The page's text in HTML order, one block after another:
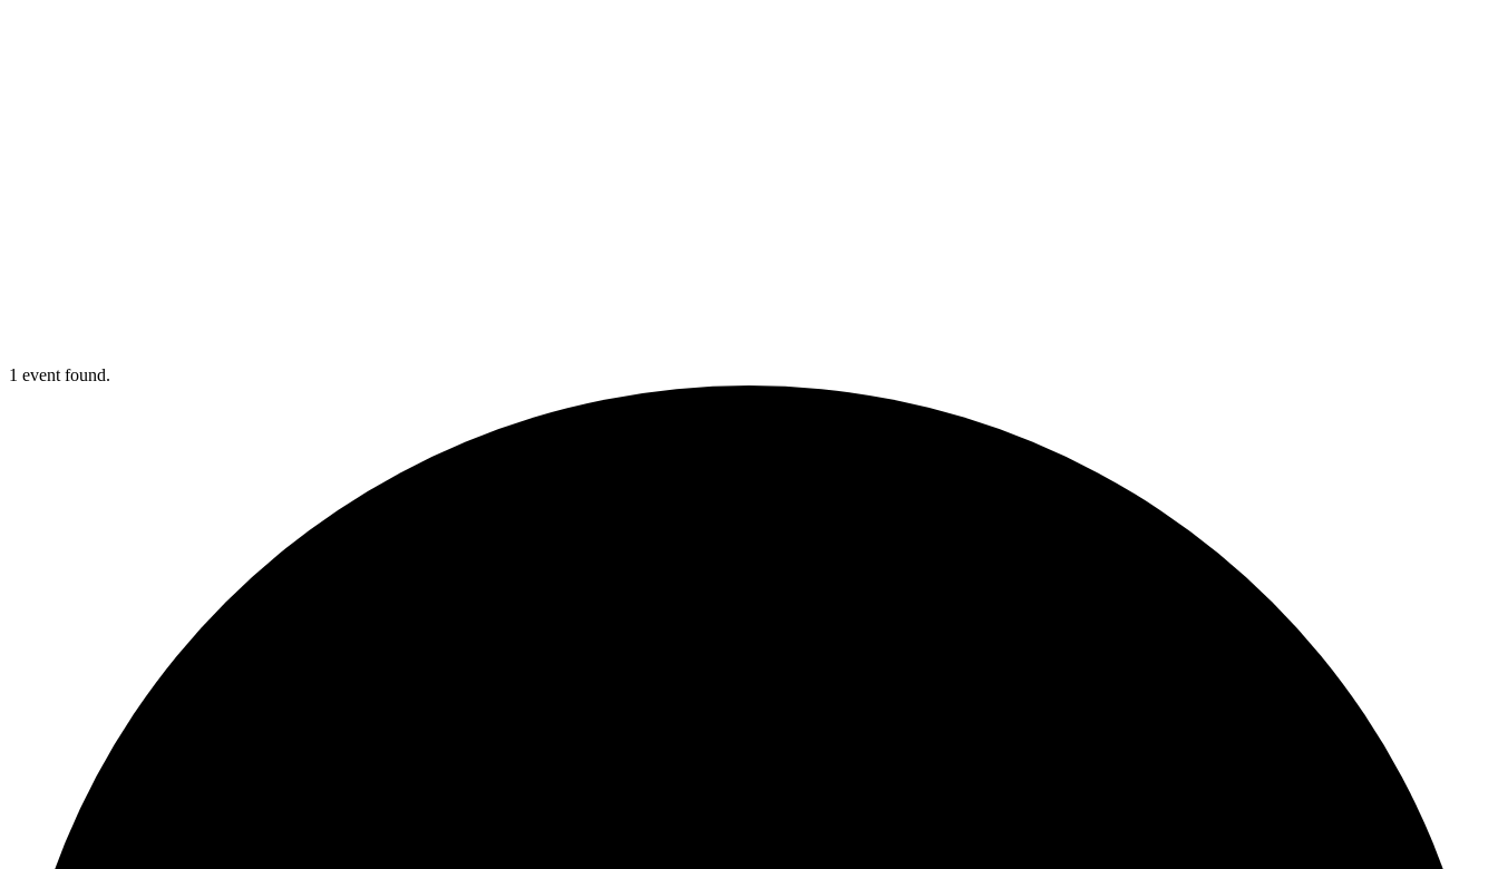
1 event found.